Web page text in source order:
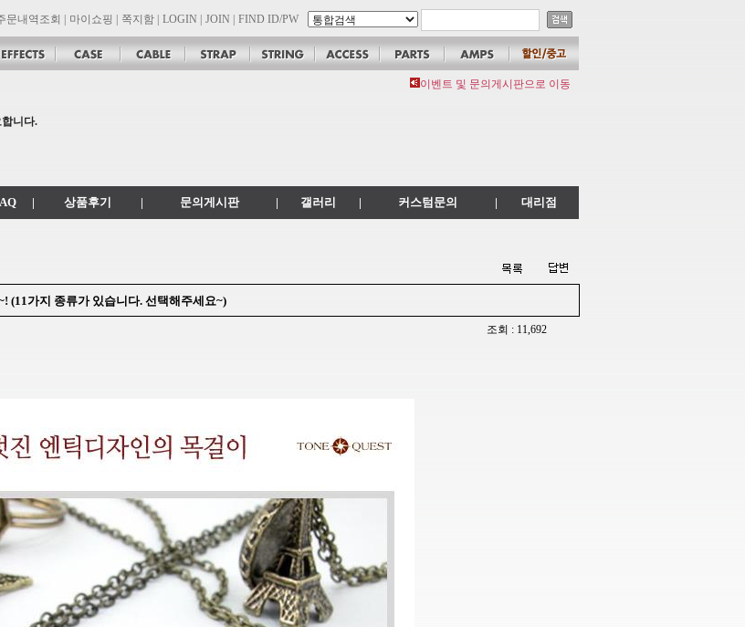
문내역조회 마이쇼핑 쪽지함 LOGIN JOIN FIND ID/PW
로 변경됩니다.
기타, 잭슨기타 한국 총판 톤퀘스트!!
이벤트 및 문의게시판으로 이동
니다.
| 상품후기 | 문의게시판 | 갤러리 | 커스텀문의 | 대리점
(11가지 종류가 있습니다. 선택해주세요~)
조회 : 11,692